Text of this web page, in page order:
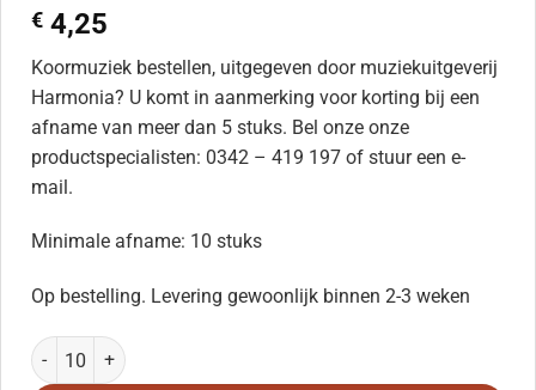
€ 4,25
Koormuziek bestellen, uitgegeven door muziekuitgeverij
Harmonia? U komt in aanmerking voor korting bij een
afname van meer dan 5 stuks. Bel onze onze
productspecialisten: 0342 – 419 197 of stuur een e-
mail.
Minimale afname: 10 stuks
Op bestelling. Levering gewoonlijk binnen 2-3 weken
Laudate Pueri aantal